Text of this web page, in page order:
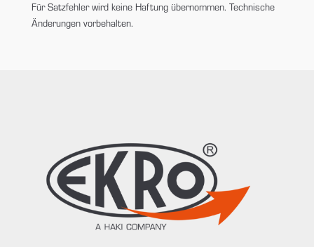
Für Satzfehler wird keine Haftung übernommen. Technische
Änderungen vorbehalten.